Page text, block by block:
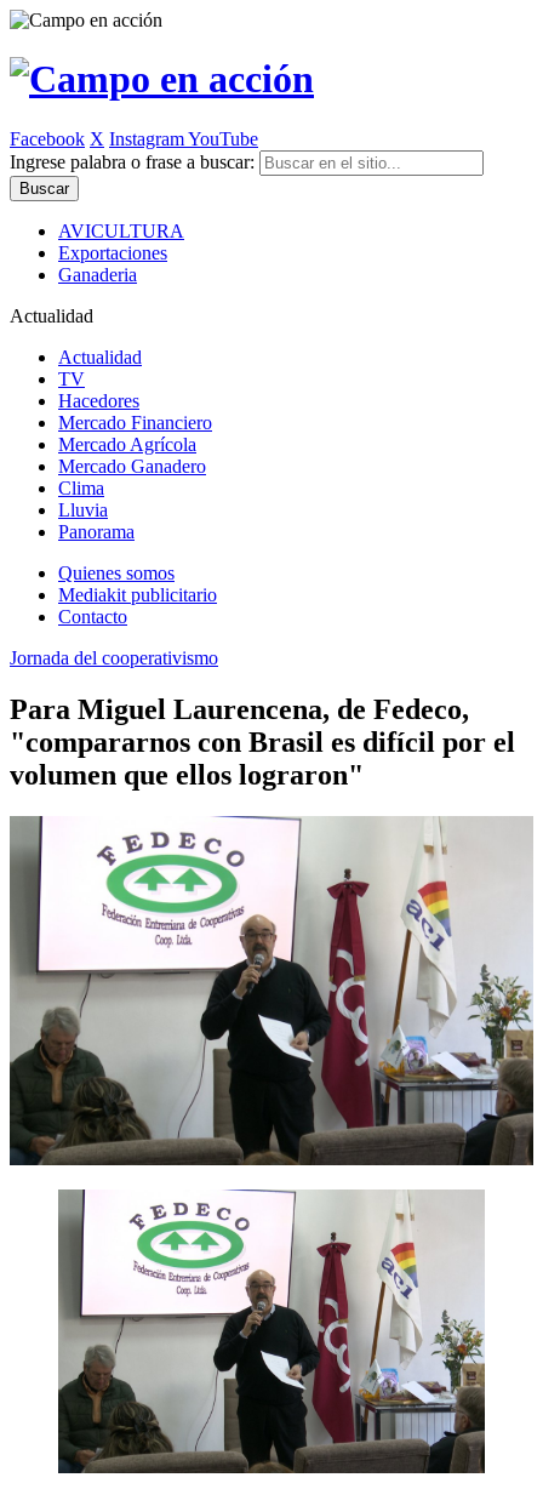
Facebook X InstagramYouTube
Ingrese palabra o frase a buscar:
AVICULTURA
Exportaciones
Ganaderia
Actualidad
Actualidad
TV
Hacedores
Mercado Financiero
Mercado Agrícola
Mercado Ganadero
Clima
Lluvia
Panorama
Quienes somos
Mediakit publicitario
Contacto
Jornada del cooperativismo
Para Miguel Laurencena, de Fedeco,
"compararnos con Brasil es difícil por el
volumen que ellos lograron"